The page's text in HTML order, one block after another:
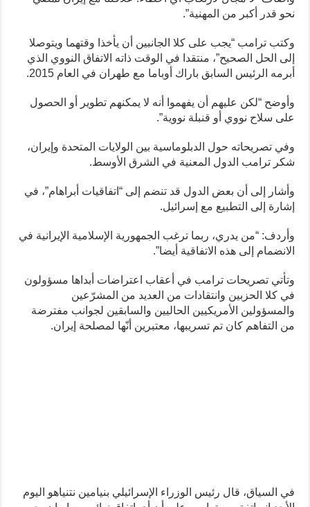
نحو قدر أكبر من المهنية”.
وكتب ترامب “يجب على كلا الجانبين أن يأخذا وقتهما ويتوصلا
إلى الحل الصحيح”، منتقدا في الوقت ذاته الاتفاق النووي الذي
أبرمه الرئيس السابق باراك أوباما مع طهران في العام 2015.
وأوضح “لكن عليهم أن يفهموا أنه لا يمكنهم تطوير أو الحصول
على سلاح نووي أو قنبلة نووية”.
وفي تصريحاته حول الدبلوماسية بين الولايات المتحدة وإيران،
شكر ترامب الدول المعنية في الشرق الأوسط.
وأشار إلى أن بعض الدول قد تنضم إلى “اتفاقيات أبراهام”، في
إشارة إلى التطبيع مع إسرائيل.
وأردف: “من يدري، ربما ترغب الجمهورية الإسلامية الإيرانية في
الانضمام إلى هذه الاتفاقية أيضا”.
وتأتي تصريحات ترامب في أعقاب اعتراضات أبداها مسؤولون
في كلا الحزبين وانتقادات من العديد من المشرّعين
والمسؤولين الأمريكيين الحاليين والسابقين لجوانب مفترضة
من التفاهم كان تم تسريبها، معتبرين أنّها لمصلحة إيران.
في السياق، قال رئيس الوزراء الإسرائيلي بنيامين نتنياهو ‌اليوم